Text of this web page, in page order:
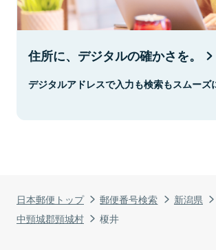
日本郵便トップ 郵便番号検索
新潟県
中頸城郡頸城村
榎井
住所に、デジタルの確かさを。
デジタルアドレスで入力も検索もスムーズ